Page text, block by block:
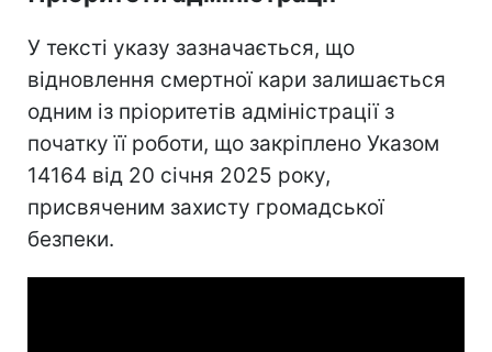
У тексті указу зазначається, що
відновлення смертної кари залишається
одним із пріоритетів адміністрації з
початку її роботи, що закріплено Указом
14164 від 20 січня 2025 року,
присвяченим захисту громадської
безпеки.